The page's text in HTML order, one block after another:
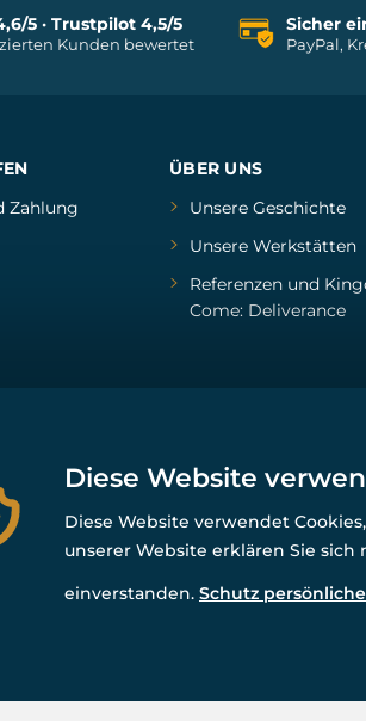
5 · Trustpilot 4,5/5
Kunden bewertet
Sicher
PayPal,
Zahlung
ÜBER UNS
Unsere Geschichte
Unsere Werkstätten
Referenzenund
Come: Deliverance
Diese Website
Diese Website verwendet
unserer Website erklären Sie
einverstanden. Schutz